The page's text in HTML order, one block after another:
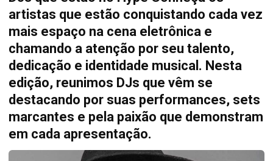
artistas que estão conquistando cada vez
mais espaço na cena eletrônica e
chamando a atenção por seu talento,
dedicação e identidade musical. Nesta
edição, reunimos DJs que vêm se
destacando por suas performances, sets
marcantes e pela paixão que demonstram
em cada apresentação.